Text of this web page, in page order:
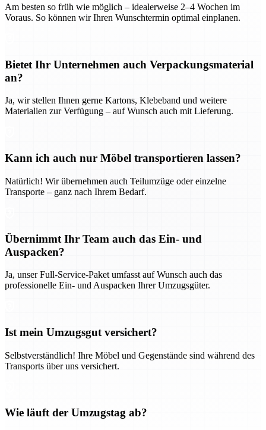
Am besten so früh wie möglich – idealerweise 2–4 Wochen im
Voraus. So können wir Ihren Wunschtermin optimal einplanen.
Bietet Ihr Unternehmen auch Verpackungsmaterial
an?
Ja, wir stellen Ihnen gerne Kartons, Klebeband und weitere
Materialien zur Verfügung – auf Wunsch auch mit Lieferung.
Kann ich auch nur Möbel transportieren lassen?
Natürlich! Wir übernehmen auch Teilumzüge oder einzelne
Transporte – ganz nach Ihrem Bedarf.
Übernimmt Ihr Team auch das Ein- und
Auspacken?
Ja, unser Full-Service-Paket umfasst auf Wunsch auch das
professionelle Ein- und Auspacken Ihrer Umzugsgüter.
Ist mein Umzugsgut versichert?
Selbstverständlich! Ihre Möbel und Gegenstände sind während des
Transports über uns versichert.
Wie läuft der Umzugstag ab?